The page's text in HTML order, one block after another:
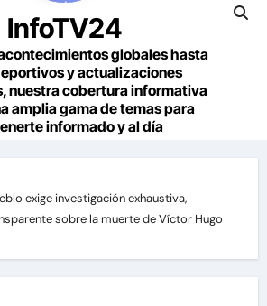
InfoTV24
globales hasta
y actualizaciones
nuestra cobertura informativa
amplia gama de temas para
informado y al día
exige investigación exhaustiva,
sobre la muerte de Víctor Hugo